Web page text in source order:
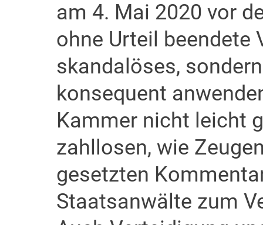
am 4. Mai 2020 vor
ohne Urteil beendete
skandalöses,
konsequent
Kammer nicht leicht
zahllosen, wie
gesetzten
Staatsanwälte zum